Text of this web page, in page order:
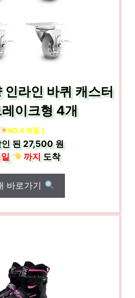
라인 바퀴 캐스터
이크형 4개
NO.4 제품 ]
된27,500 원
일
까지도착
바로가기